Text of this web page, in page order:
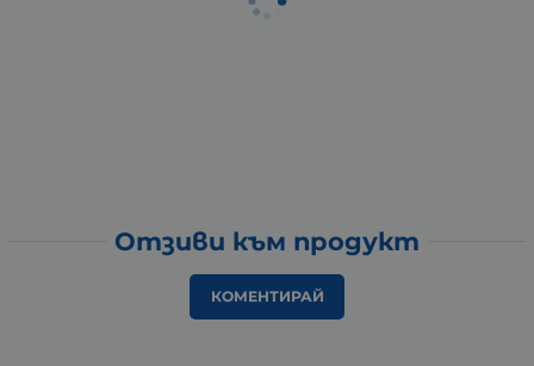
Отзиви към продукт
КОМЕНТИРАЙ